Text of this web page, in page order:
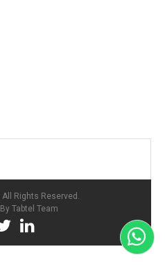
Rights Reserved.
Tabtel Team